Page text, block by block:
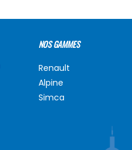
NOS GAMMES
Renault
Alpine
Simca